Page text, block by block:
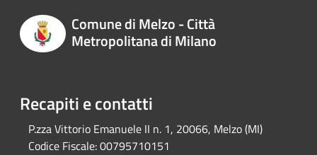
Comune di Melzo - Città
Metropolitana di Milano
Recapiti e contatti
P.zza Vittorio Emanuele II n. 1, 20066, Melzo (MI)
Codice Fiscale:00795710151